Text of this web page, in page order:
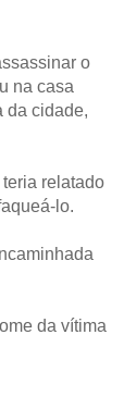
o
na casa
da cidade,
relatado
lo.
da vítima